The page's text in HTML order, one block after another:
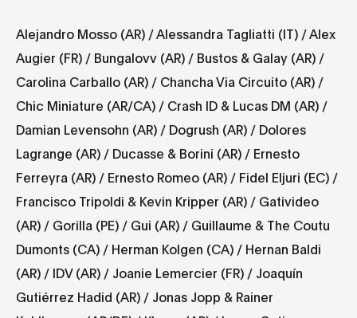
Alejandro Mosso (AR) / Alessandra Tagliatti (IT) / Alex
Augier (FR) / Bungalovv (AR) / Bustos & Galay (AR) /
Carolina Carballo (AR) / Chancha Via Circuito (AR) /
Chic Miniature (AR/CA) / Crash ID & Lucas DM (AR) /
Damian Levensohn (AR) / Dogrush (AR) / Dolores
Lagrange (AR) / Ducasse & Borini (AR) / Ernesto
Ferreyra (AR) / Ernesto Romeo (AR) / Fidel Eljuri (EC) /
Francisco Tripoldi & Kevin Kripper (AR) / Gativideo
(AR) / Gorilla (PE) / Gui (AR) / Guillaume & The Coutu
Dumonts (CA) / Herman Kolgen (CA) / Hernan Baldi
(AR) / IDV (AR) / Joanie Lemercier (FR) / Joaquín
Gutiérrez Hadid (AR) / Jonas Jopp & Rainer